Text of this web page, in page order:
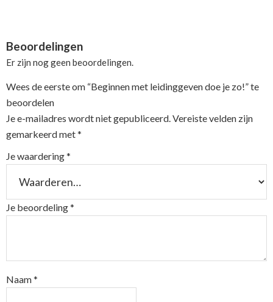
Beoordelingen
Er zijn nog geen beoordelingen.
Wees de eerste om “Beginnen met leidinggeven doe je zo!” te
beoordelen
Je e-mailadres wordt niet gepubliceerd.Vereiste velden zijn
gemarkeerd met*
Je waardering*
Je beoordeling*
Naam*